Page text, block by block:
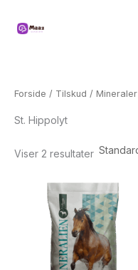
Forside / Tilskud / Mineraler
St. Hippolyt
Viser 2 resultater